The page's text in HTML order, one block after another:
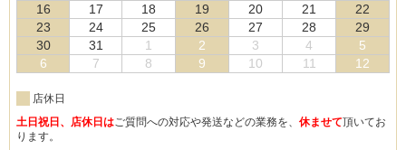
16
17 18 19 20 21
22
23
24 25 26 27 28
29
30
31 1 2 3 4
5
6
7 8 9 10 11 12
店休日
土日祝日、店休日はご質問への対応や発送などの業務を、 休ませて頂いてお
ります。